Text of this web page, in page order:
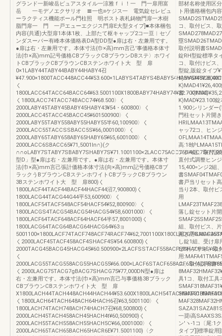
グランド一新峻岳ピュアスタイル一涼雅ｆｉ！一 門一扉用富
岳 一モデノエクサリオ 〓一也≡ケジス一 電気錠セレビュ
ーラクティス機能ポール門柱照 明ポスト表札鋳物門扉一木樹
脂門扉一 門 一戸エューエクジス門扉E大型タイプ]■本体梱包
内容(共通)大型扉1本体1枚、上部たて枢キャップ2コ一亘︱セゾ
ンダスーパー有峰本体価格表DA型DD型●扉は右・左兼用です。
●扉は右・左兼用です。本体寸法(巾×高)mm言己'事価格本体寸
法(巾×高)mm記号価格CBブラックCBブラウンDBステ〉ホワイ
トCBブラックCBブラウンCBステンホワイト大 型 扉
0×1LABY44TABY44BABY44HABY4召
く
1800LACC64TACC64BACC64¥63.5001100X1800BABY74HABY74¥32.7001100)
く1800LACC74TACC74BACC74¥68.500〉く
2000LABY45TABY45BABY45HABY43¥54・600800〉く
2000LACC45TACC45BACC45¥601500900〉く
2000LABY55TABY558ABY55HABY55半60,100900〉く
2000LACC55TACCSSBACC5S¥66,0001000〉く
2000LABY65TABY658ABY65HABY65¥65,6001000〉く
2000LACC6SBACC65¥71,5001ln∩)(ク
型D」型●扉は右・左兼用です。●扉は右・左兼用です。本体寸
法(巾×高)mm言己張計価格本体寸法(向×高)mm記号価格CBブ
ラックうBブラウンCBステンホワイトCBブラックCBブラウン
3Bステンホワイト大 型 扉800)く
1800LACF44TACF44BACF44HACF44沼7,900800)く
1800LACG44TACG44G44平53,600900〉く
1800LACF54TACF548ACF54HACF54¥52,800900〉く
1800LACGS4TACG54BACG54HACG54¥58,6001000〉く
1800LACF64TACF648ACF64HACF64半57,8001000)く
1800LACG64TACG64BACG64HACG64¥63ョ
く2000LACF45TACF458ACF4SHACF4S¥54.600800)く
く
く2000LACG75TACG7gBACG7SHACG75¥77,000DN型●扉は
右・左兼用です。本体寸法(巾×高)mm言己与事価格3Bブラック
CBブラウンCBステンホワイト大 型 扉
く1800LACH64TACH648ACH64HACH6召¥63,5001100〉く
1800LACH74TACH748ACH74HACH7召¥68,500800)く
2000LACH45TACH458ACH45HACH4t¥60,500900)く
2000LACH55TACH558ACH55HACH5C¥66,0001000〉く
2000LACH65TACH65BACH65HACR6E¥71.5001100)〈ク
部材名称使用区
ト用価格梱包内
コ、取付ビス、
塁
取付説明書
錠RH型錠標準タ
コ、取付けビス
型錠,販錠タイブ
書:・
K)MAD¥23.100
1.900シリンダー
門柱セット片開
ャッ72コ、ヒン
高:18炉
ンジ4組、取付説
直付式調整ヒン
15,400=ンジ2組
書
書戸当リセット
当り2本、取付ビ
用
落し錠セット片
組、取付ビス、
開き用
し錠1組、受け
t夕科フサギ、取
用
ス、取付説明書
具1コ、取付工具
一奨i高
ン′ヽ-1コ〔尾:1
タイプ][標準錠